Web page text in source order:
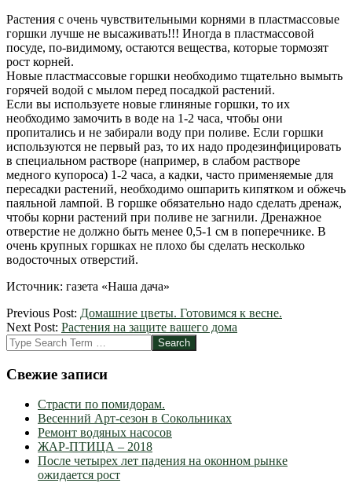
Растения с очень чувствительными корнями в пластмассовые
горшки лучше не высаживать!!! Иногда в пластмассовой
посуде, по-видимому, остаются вещества, которые тормозят
рост корней.
Новые пластмассовые горшки необходимо тщательно вымыть
горячей водой с мылом перед посадкой растений.
Если вы используете новые глиняные горшки, то их
необходимо замочить в воде на 1-2 часа, чтобы они
пропитались и не забирали воду при поливе. Если горшки
используются не первый раз, то их надо продезинфицировать
в специальном растворе (например, в слабом растворе
медного купороса) 1-2 часа, а кадки, часто применяемые для
пересадки растений, необходимо ошпарить кипятком и обжечь
паяльной лампой. В горшке обязательно надо сделать дренаж,
чтобы корни растений при поливе не загнили. Дренажное
отверстие не должно быть менее 0,5-1 см в поперечнике. В
очень крупных горшках не плохо бы сделать несколько
водосточных отверстий.
Источник: газета «Наша дача»
2012-
03-
15
Previous Post: Домашние цветы. Готовимся к весне.
Next Post: Растения на защите вашего дома
Search
Свежие записи
Страсти по помидорам.
Весенний Арт-сезон в Сокольниках
Ремонт водяных насосов
ЖАР-ПТИЦА – 2018
После четырех лет падения на оконном рынке
ожидается рост